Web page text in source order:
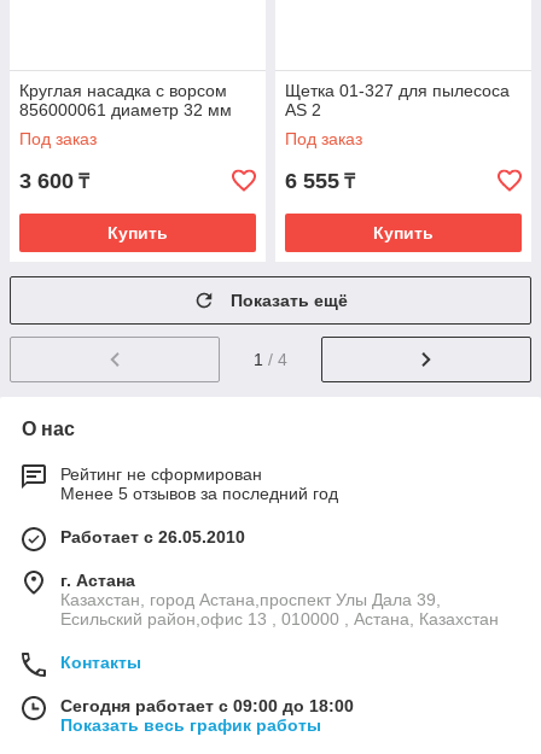
Круглая насадка с ворсом
856000061 диаметр 32 мм
Под заказ
3 600 ₸
Купить
Щетка 01-327 для пылесоса
AS 2
Под заказ
6 555 ₸
Купить
Показать ещё
1 / 4
О нас
Рейтинг не сформирован
Менее 5 отзывов за последний год
Работает с 26.05.2010
г. Астана
Казахстан, город Астана,проспект Улы Дала 39,
Есильский район,офис 13 , 010000 , Астана, Казахстан
Контакты
Сегодня работает с 09:00 до 18:00
Показать весь график работы